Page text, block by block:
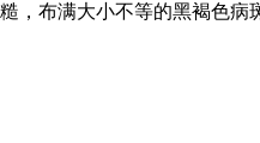
，布满大小不等的黑褐色病